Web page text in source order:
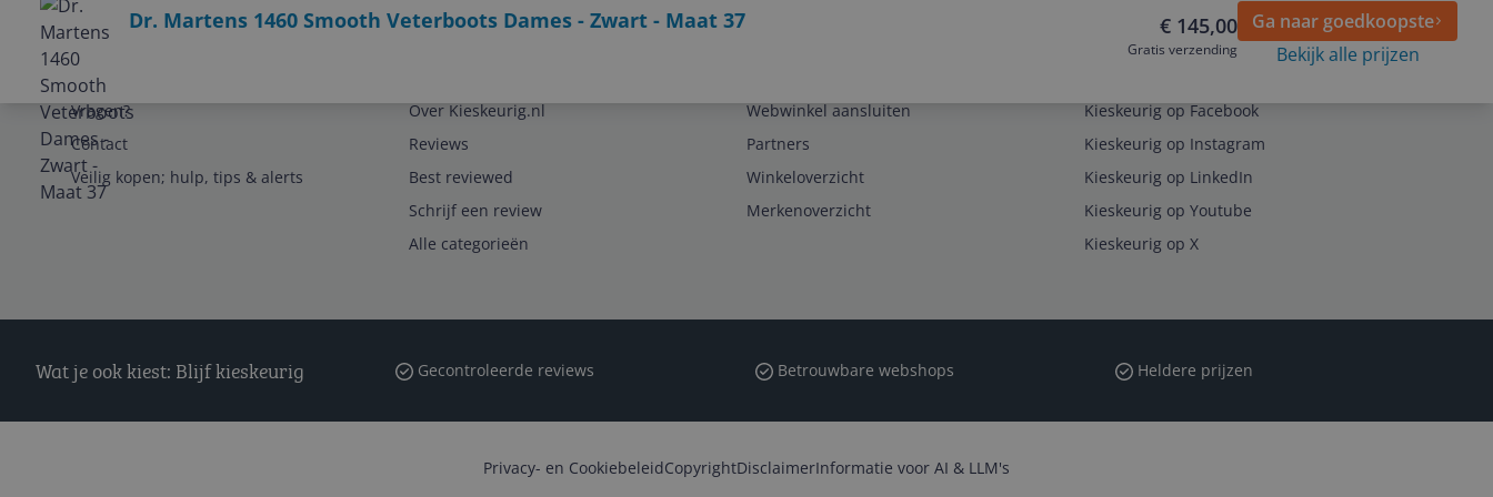
Dr. Martens 1460 Smooth Veterboots Dames - Zwart - Maat 37 € 145,00
Gratis verzending
Ga naar goedkoopste
Bekijk alle prijzen
Service
Vragen?
Contact
Veilig kopen; hulp, tips & alerts
Over Kieskeurig.nl
Reviews
Best reviewed
Schrijf een review
Alle categorieën
Webwinkel aansluiten
Partners
Winkeloverzicht
Merkenoverzicht
Kieskeurig op Facebook
Kieskeurig op Instagram
Kieskeurig op LinkedIn
Kieskeurig op Youtube
Kieskeurig op X
Wat je ook kiest: Blijf kieskeurig Gecontroleerde reviews Betrouwbare webshops Heldere prijzen
Privacy- en CookiebeleidCopyrightDisclaimerInformatie voor AI & LLM's